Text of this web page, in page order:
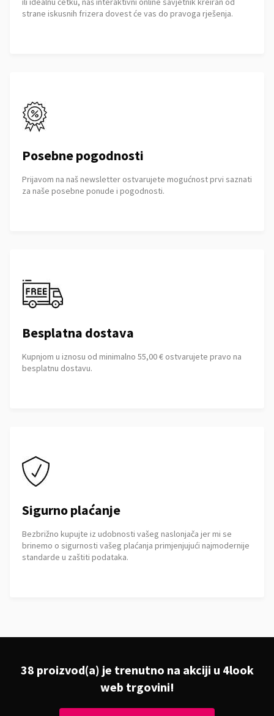
strane iskusnih frizera dovest će vas do pravoga rješenja.
Posebne pogodnosti
Prijavom na naš newsletter ostvarujete mogućnost prvi saznati
za naše posebne ponude i pogodnosti.
Besplatna dostava
Kupnjom u iznosu od minimalno 55,00 € ostvarujete pravo na
besplatnu dostavu.
Sigurno plaćanje
Bezbrižno kupujte iz udobnosti vašeg naslonjača jer mi se
brinemo o sigurnosti vašeg plaćanja primjenjujući najmodernije
standarde u zaštiti podataka.
38 proizvod(a) je trenutno na akciji u 4look
web trgovini!